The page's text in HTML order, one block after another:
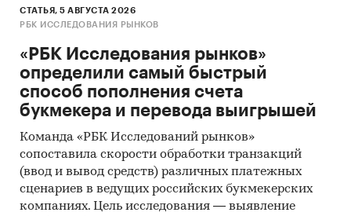
СТАТЬЯ, 5 АВГУСТА 2026
РБК ИССЛЕДОВАНИЯ РЫНКОВ
«РБК Исследования рынков»
определили самый быстрый
способ пополнения счета
букмекера и перевода выигрышей
Команда «РБК Исследований рынков»
сопоставила скорости обработки транзакций
(ввод и вывод средств) различных платежных
сценариев в ведущих российских букмекерских
компаниях. Цель исследования — выявление